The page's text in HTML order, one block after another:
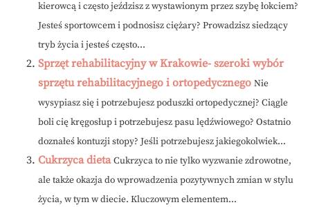
kierowcą i często jeździsz z wystawionym przez szybę łokciem?
Jesteś sportowcem i podnosisz ciężary? Prowadzisz siedzący
tryb życia i jesteś często...
Sprzęt rehabilitacyjny w Krakowie- szeroki wybór
sprzętu rehabilitacyjnego i ortopedycznego Nie
wysypiasz się i potrzebujesz poduszki ortopedycznej? Ciągle
boli cię kręgosłup i potrzebujesz pasu lędźwiowego? Ostatnio
doznałeś kontuzji stopy? Jeśli potrzebujesz jakiegokolwiek...
Cukrzyca dieta Cukrzyca to nie tylko wyzwanie zdrowotne,
ale także okazja do wprowadzenia pozytywnych zmian w stylu
życia, w tym w diecie. Kluczowym elementem...